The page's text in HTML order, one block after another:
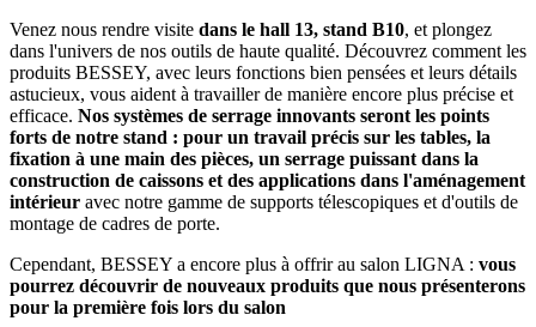
Venez nous rendre visite dans le hall 13, stand B10, et plongez
dans l'univers de nos outils de haute qualité. Découvrez comment les
produits BESSEY, avec leurs fonctions bien pensées et leurs détails
astucieux, vous aident à travailler de manière encore plus précise et
efficace. Nos systèmes de serrage innovants seront les points
forts de notre stand : pour un travail précis sur les tables, la
fixation à une main des pièces, un serrage puissant dans la
construction de caissons et des applications dans l'aménagement
intérieur avec notre gamme de supports télescopiques et d'outils de
montage de cadres de porte.
Cependant, BESSEY a encore plus à offrir au salon LIGNA : vous
pourrez découvrir de nouveaux produits que nous présenterons
pour la première fois lors du salon